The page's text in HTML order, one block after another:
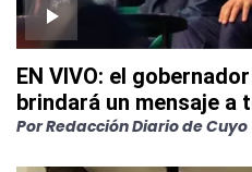
EN VIVO: el
brindará un mensaje a
PorRedacción Diario de Cuyo